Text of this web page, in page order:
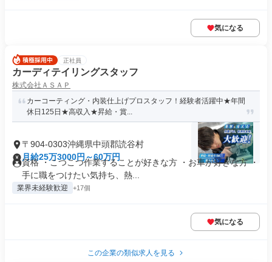
気になる
正社員
カーディテイリングスタッフ
株式会社ＡＳＡＰ
カーコーティング・内装仕上げプロスタッフ！経験者活躍中★年間
休日125日★高収入★昇給・賞...
〒904-0303沖縄県中頭郡読谷村
月給25万3000円～60万円
資格 ・こつこつ作業することが好きな方 ・お車が好きな方 ・
手に職をつけたい気持ち、熱...
業界未経験歓迎 +17個
気になる
この企業の類似求人を見る